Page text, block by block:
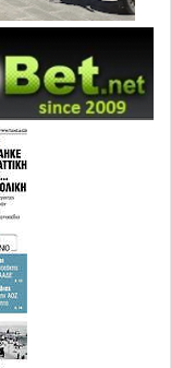
Μαλάμης,που
Αναργύρων-
της Εκτελεστικής
συμμετείχε στην
τον Μάιο
ΣΥΡΙΖΑ Γιάννης
υπουργού
Φωτίου, είναι
Κ.Ε. του ΣΥΡΙΖΑ,
υποψήφια